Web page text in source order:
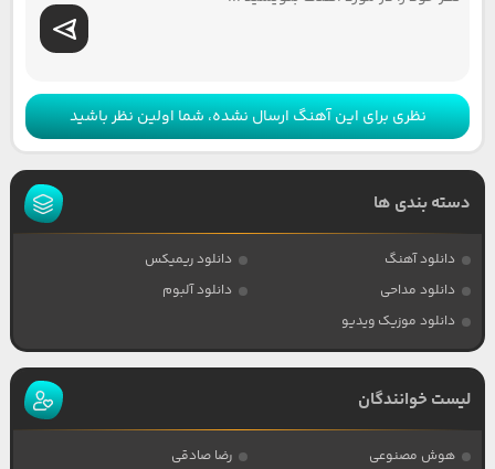
نظری برای این آهنگ ارسال نشده، شما اولین نظر باشید
دسته بندی ها
دانلود آهنگ
دانلود ریمیکس
دانلود مداحی
دانلود آلبوم
دانلود موزیک ویدیو
لیست خوانندگان
هوش مصنوعی
رضا صادقی